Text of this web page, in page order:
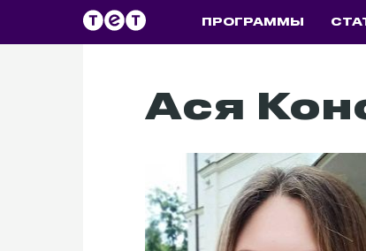
ПРОГРАММЫ
Ася